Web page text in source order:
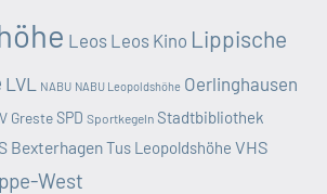
Leos Leos Kino Lippische
LVL NABU NABU Leopoldshöhe Oerlinghausen
GresteSPD Sportkegeln Stadtbibliothek
BexterhagenTus Leopoldshöhe VHS
West